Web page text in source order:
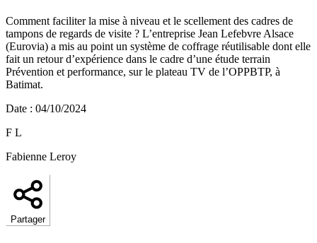
Comment faciliter la mise à niveau et le scellement des cadres de
tampons de regards de visite ? L’entreprise Jean Lefebvre Alsace
(Eurovia) a mis au point un système de coffrage réutilisable dont elle
fait un retour d’expérience dans le cadre d’une étude terrain
Prévention et performance, sur le plateau TV de l’OPPBTP, à
Batimat.
Date : 04/10/2024
F L
Fabienne Leroy
Partager